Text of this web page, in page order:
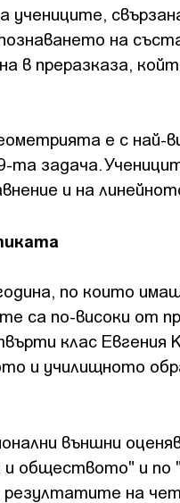
на
в преразказа,
е с най-
задача.
и на
по които
са по-високи от
клас Евгения
и училищното
външни
обществото" и по
на